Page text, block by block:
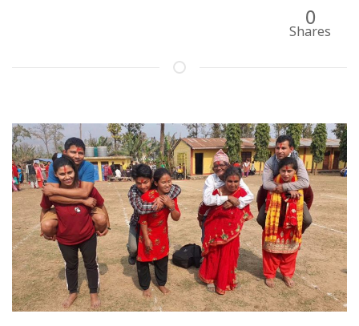
0
Shares